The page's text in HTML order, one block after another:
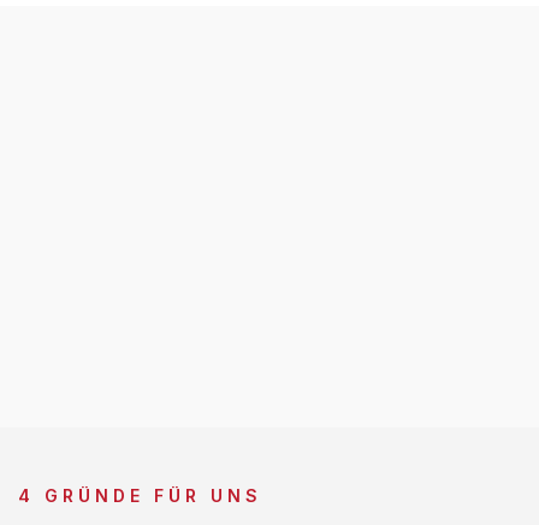
4 GRÜNDE FÜR UNS